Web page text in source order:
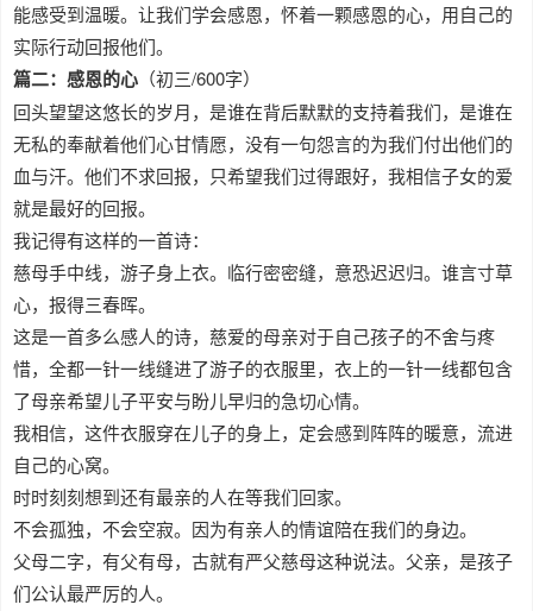
能感受到温暖。让我们学会感恩，怀着一颗感恩的心，用自己的
实际行动回报他们。
篇二：感恩的心 （初三/600字）
回头望望这悠长的岁月，是谁在背后默默的支持着我们，是谁在
无私的奉献着他们心甘情愿，没有一句怨言的为我们付出他们的
血与汗。他们不求回报，只希望我们过得跟好，我相信子女的爱
就是最好的回报。
我记得有这样的一首诗：
慈母手中线，游子身上衣。临行密密缝，意恐迟迟归。谁言寸草
心，报得三春晖。
这是一首多么感人的诗，慈爱的母亲对于自己孩子的不舍与疼
惜，全都一针一线缝进了游子的衣服里，衣上的一针一线都包含
了母亲希望儿子平安与盼儿早归的急切心情。
我相信，这件衣服穿在儿子的身上，定会感到阵阵的暖意，流进
自己的心窝。
时时刻刻想到还有最亲的人在等我们回家。
不会孤独，不会空寂。因为有亲人的情谊陪在我们的身边。
父母二字，有父有母，古就有严父慈母这种说法。父亲，是孩子
们公认最严厉的人。